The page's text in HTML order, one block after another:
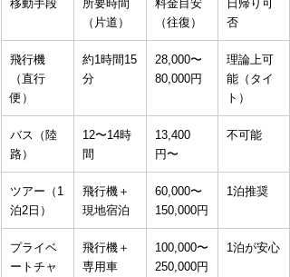
移動手段
所要時間
（片道）
料金目安
（往復）
日帰り可
否
飛行機
（直行
便）
約1時間15
分
28,000〜
80,000円
理論上可
能（タイ
ト）
バス（陸
路）
12〜14時
間
13,400
円〜
不可能
ツアー（1
泊2日）
飛行機＋
現地宿泊
60,000〜
150,000円
1泊推奨
プライベ
ートチャ
飛行機＋
専用車
100,000〜
250,000円
1泊が安心